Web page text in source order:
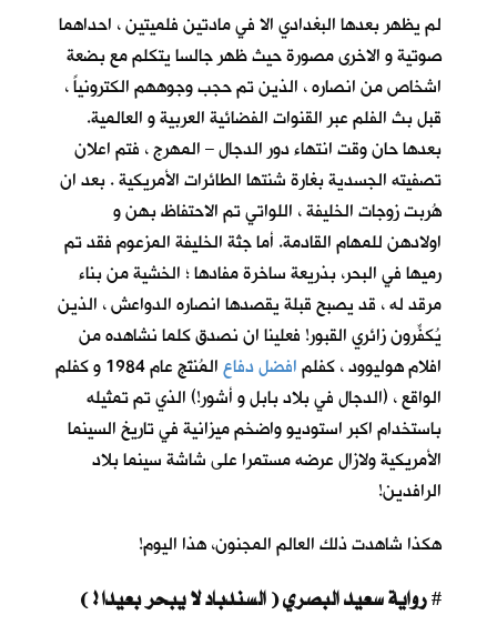
لم يظهر بعدها البغدادي الا في مادتين فلميتين ، احداهما
صوتية و الاخرى مصورة حيث ظهر جالسا يتكلم مع بضعة
اشخاص من انصاره ، الذين تم حجب وجوههم الكترونياً ،
قبل بث الفلم عبر القنوات الفضائية العربية و العالمية.
بعدها حان وقت انتهاء دور الدجال – المهرج ، فتم اعلان
تصفيته الجسدية بغارة شنتها الطائرات الأمريكية . بعد ان
هُربت زوجات الخليفة ، اللواتي تم الاحتفاظ بهن و
اولادهن للمهام القادمة. أما جثة الخليفة المزعوم فقد تم
رميها في البحر، بذريعة ساخرة مفادها ؛ الخشية من بناء
مرقد له ، قد يصبح قبلة يقصدها انصاره الدواعش ، الذين
يُكفِّرون زائري القبور! فعلينا ان نصدق كلما نشاهده من
افلام هوليوود ، كفلمافضل دفاع
المُنتَج عام 1984 و كفلم
الواقع ، (الدجال في بلاد بابل و أشور!) الذي تم تمثيله
باستخدام اكبر استوديو واضخم ميزانية في تاريخ السينما
الأمريكية ولازال عرضه مستمرا على شاشة سينما بلاد
الرافدين!
هكذا شاهدت ذلك العالم المجنون، هذا اليوم!
#